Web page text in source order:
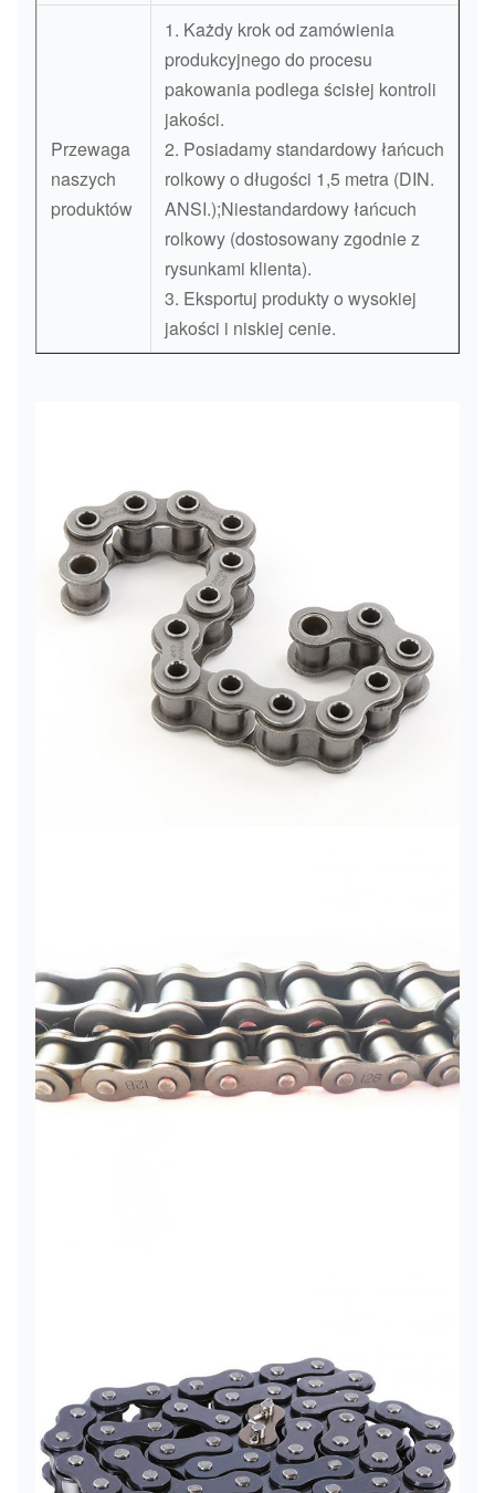
Przewaga
naszych
produktów
1. Każdy krok od zamówienia
produkcyjnego do procesu
pakowania podlega ścisłej kontroli
jakości.
2. Posiadamy standardowy łańcuch
rolkowy o długości 1,5 metra (DIN.
ANSI.);Niestandardowy łańcuch
rolkowy (dostosowany zgodnie z
rysunkami klienta).
3. Eksportuj produkty o wysokiej
jakości i niskiej cenie.